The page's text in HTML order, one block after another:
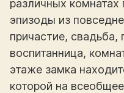
различных комнатах
эпизоды из
причастие, свадьба,
воспитанница,
этаже замка
которой на